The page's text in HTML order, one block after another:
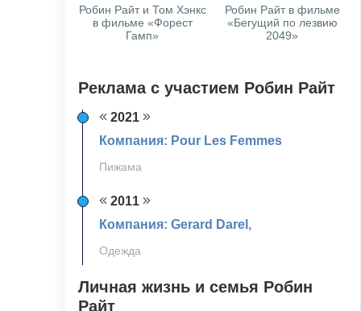
Робин Райт и Том Хэнкс
в фильме «Форест
Гамп»
Робин Райт в фильме
«Бегущий по лезвию
2049»
Реклама с участием Робин Райт
2021
Компания: Pour Les Femmes
Пижама
2011
Компания: Gerard Darel,
Одежда
Личная жизнь и семья Робин
Райт